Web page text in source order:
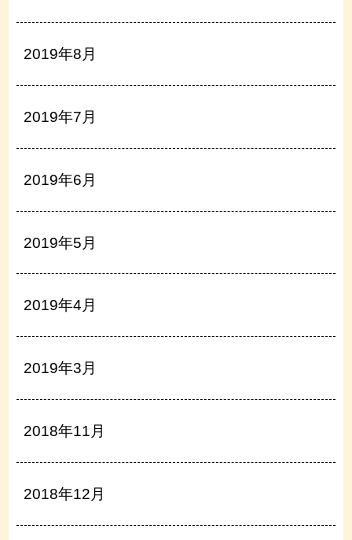
2019年8月
2019年7月
2019年6月
2019年5月
2019年4月
2019年3月
2018年11月
2018年12月